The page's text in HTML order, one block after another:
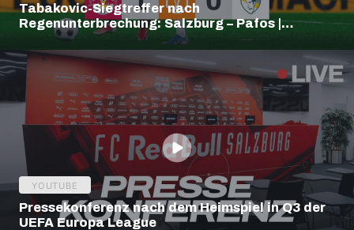
Tabakovic-Siegtreffer nach
Regenunterbrechung: Salzburg – Pafos |
Highlights | Europa League Q3
YOUTUBE
Pressekonferenz nach dem Heimspiel in Q3 der
UEFA Europa League